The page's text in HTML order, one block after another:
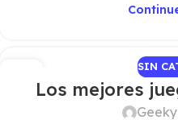
SIN
Los mejores